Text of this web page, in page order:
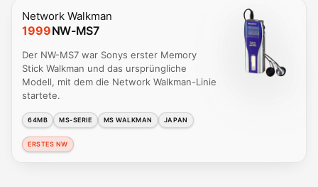
Network Walkman
1999NW-MS7
Der NW-MS7 war Sonys erster Memory
Stick Walkman und das ursprüngliche
Modell, mit dem die Network Walkman-Linie
startete.
64MB MS-SERIE MS WALKMAN JAPAN
ERSTES NW